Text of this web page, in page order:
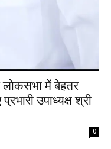
में बेहतर
उपाध्यक्ष श्री
0